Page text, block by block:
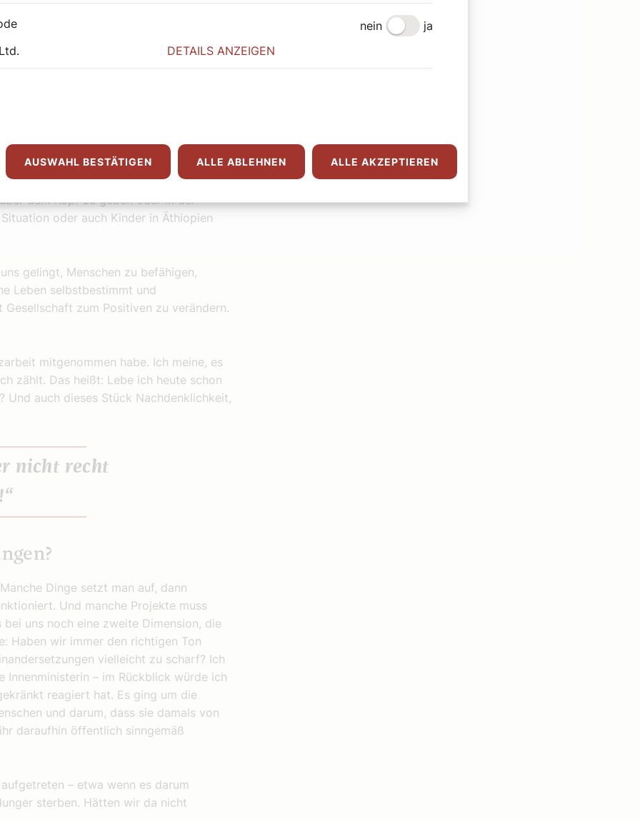
und Pflegehäuser auch als
nachdenklich stimmen, sondern die
lassen.
geworden. Was ist
einen Schlafsack bekommt, einen Teller
dem Kopf zu geben oder in der
oder auch Kinder in Äthiopien
gelingt, Menschen zu befähigen,
Leben selbstbestimmt und
zum Positiven zu verändern.
mitgenommen habe. Ich meine, es
zählt. Das heißt: Lebe ich heute schon
Und auch dieses Stück Nachdenklichkeit,
nicht recht
Dinge setzt man auf, dann
Und manche Projekte muss
uns noch eine zweite Dimension, die
Haben wir immer den richtigen Ton
vielleicht zu scharf? Ich
Innenministerin – im Rückblick würde ich
reagiert hat. Es ging um die
und darum, dass sie damals von
daraufhin öffentlich sinngemäß
– etwa wenn es darum
sterben. Hätten wir da nicht
nein
ja
DETAILS ANZEIGEN
AUSWAHL BESTÄTIGEN ALLE ABLEHNEN ALLE AKZEPTIEREN